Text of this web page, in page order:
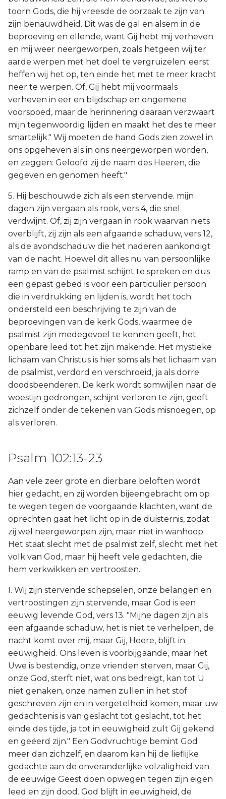
toorn Gods, die hij vreesde de oorzaak te zijn van
zijn benauwdheid. Dit was de gal en alsem in de
beproeving en ellende, want Gij hebt mij verheven
en mij weer neergeworpen, zoals hetgeen wij ter
aarde werpen met het doel te vergruizelen: eerst
heffen wij het op, ten einde het met te meer kracht
neer te werpen. Of, Gij hebt mij voormaals
verheven in eer en blijdschap en ongemene
voorspoed, maar de herinnering daaraan verzwaart
mijn tegenwoordig lijden en maakt het des te meer
smartelijk." Wij moeten de hand Gods zien zowel in
ons opgeheven als in ons neergeworpen worden,
en zeggen: Geloofd zij de naam des Heeren, die
gegeven en genomen heeft."
5. Hij beschouwde zich als een stervende. mijn
dagen zijn vergaan als rook, vers 4, die snel
verdwijnt. Of, zij zijn vergaan in rook waarvan niets
overblijft, zij zijn als een afgaande schaduw, vers 12,
als de avondschaduw die het naderen aankondigt
van de nacht. Hoewel dit alles nu van persoonlijke
ramp en van de psalmist schijnt te spreken en dus
een gepast gebed is voor een particulier persoon
die in verdrukking en lijden is, wordt het toch
ondersteld een beschrijving te zijn van de
beproevingen van de kerk Gods, waarmee de
psalmist zijn medegevoel te kennen geeft, het
openbare leed tot het zijn makende. Het mystieke
lichaam van Christus is hier soms als het lichaam van
de psalmist, verdord en verschroeid, ja als dorre
doodsbeenderen. De kerk wordt somwijlen naar de
woestijn gedrongen, schijnt verloren te zijn, geeft
zichzelf onder de tekenen van Gods misnoegen, op
als verloren.
Psalm 102:13-23
Aan vele zeer grote en dierbare beloften wordt
hier gedacht, en zij worden bijeengebracht om op
te wegen tegen de voorgaande klachten, want de
oprechten gaat het licht op in de duisternis, zodat
zij wel neergeworpen zijn, maar niet in wanhoop.
Het staat slecht met de psalmist zelf, slecht met het
volk van God, maar hij heeft vele gedachten, die
hem verkwikken en vertroosten.
I. Wij zijn stervende schepselen, onze belangen en
vertroostingen zijn stervende, maar God is een
eeuwig levende God, vers 13. "Mijne dagen zijn als
een afgaande schaduw, het is niet te verhelpen, de
nacht komt over mij, maar Gij, Heere, blijft in
eeuwigheid. Ons leven is voorbijgaande, maar het
Uwe is bestendig, onze vrienden sterven, maar Gij,
onze God, sterft niet, wat ons bedreigt, kan tot U
niet genaken, onze namen zullen in het stof
geschreven zijn en in vergetelheid komen, maar uw
gedachtenis is van geslacht tot geslacht, tot het
einde des tijde, ja tot in eeuwigheid zult Gij gekend
en geëerd zijn." Een Godvruchtige bemint God
meer dan zichzelf, en daarom kan hij de lieflijke
gedachte aan de onveranderlijke volzaligheid van
de eeuwige Geest doen opwegen tegen zijn eigen
leed en zijn dood. God blijft in eeuwigheid, de